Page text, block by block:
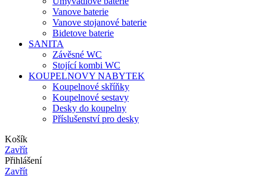
Vanove baterie
Vanove stojanové baterie
Bidetove baterie
SANITA
Závěsné WC
Stojící kombi WC
KOUPELNOVY NABYTEK
Koupelnové skříňky
Koupelnové sestavy
Desky do koupelny
Příslušenství pro desky
Košík
Zavřít
Přihlášení
Zavřít